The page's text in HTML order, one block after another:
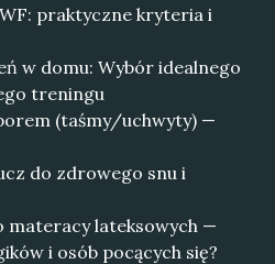
praktyczne kryteria i
w domu: Wybór idealnego
treningu
(taśmy/uchwyty) —
do zdrowego snu i
materacy lateksowych —
i osób pocących się?